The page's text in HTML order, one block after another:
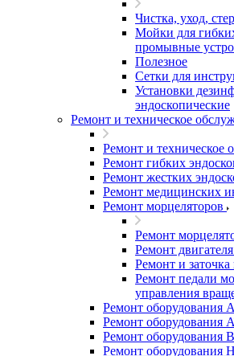
Чистка, уход,
Мойки для
промывные
Полезное
Сетки для
Установки
эндоскопические
Ремонт и техническое
Ремонт и техническое
Ремонт гибких
Ремонт жестких
Ремонт медицинских
Ремонт морцеляторов
Ремонт
Ремонт
Ремонт и
Ремонт педали
управления
Ремонт
Ремонт оборудования
Ремонт оборудования
Ремонт оборудования